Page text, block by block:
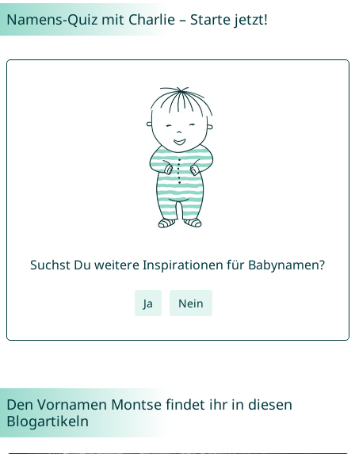
Namens-Quiz mit Charlie – Starte jetzt!
Suchst Du weitere Inspirationen für Babynamen?
Ja Nein
Den Vornamen Montse findet ihr in diesen
Blogartikeln